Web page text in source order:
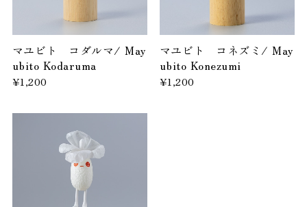
マユビト コダルマ/ May
ubito Kodaruma
¥1,200
マユビト コネズミ/ May
ubito Konezumi
¥1,200